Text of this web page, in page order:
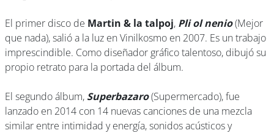
El primer disco de Martin & la talpoj, Pli ol nenio(Mejor
que nada), salió a la luz en Vinilkosmo en 2007. Es un trabajo
imprescindible. Como diseñador gráfico talentoso, dibujó su
propio retrato para la portada del álbum.
El segundo álbum, Superbazaro(Supermercado), fue
lanzado en 2014 con 14 nuevas canciones de una mezcla
similar entre intimidad y energía, sonidos acústicos y